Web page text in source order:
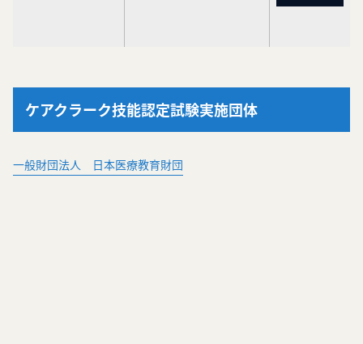
ケアクラーク技能認定試験実施団体
一般財団法人 日本医療教育財団